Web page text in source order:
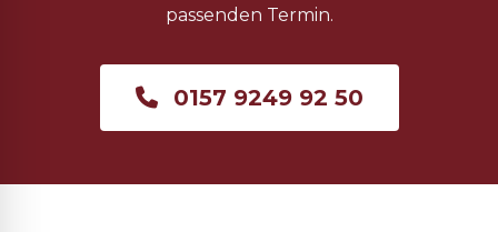
passenden Termin.
0157 9249 92 50